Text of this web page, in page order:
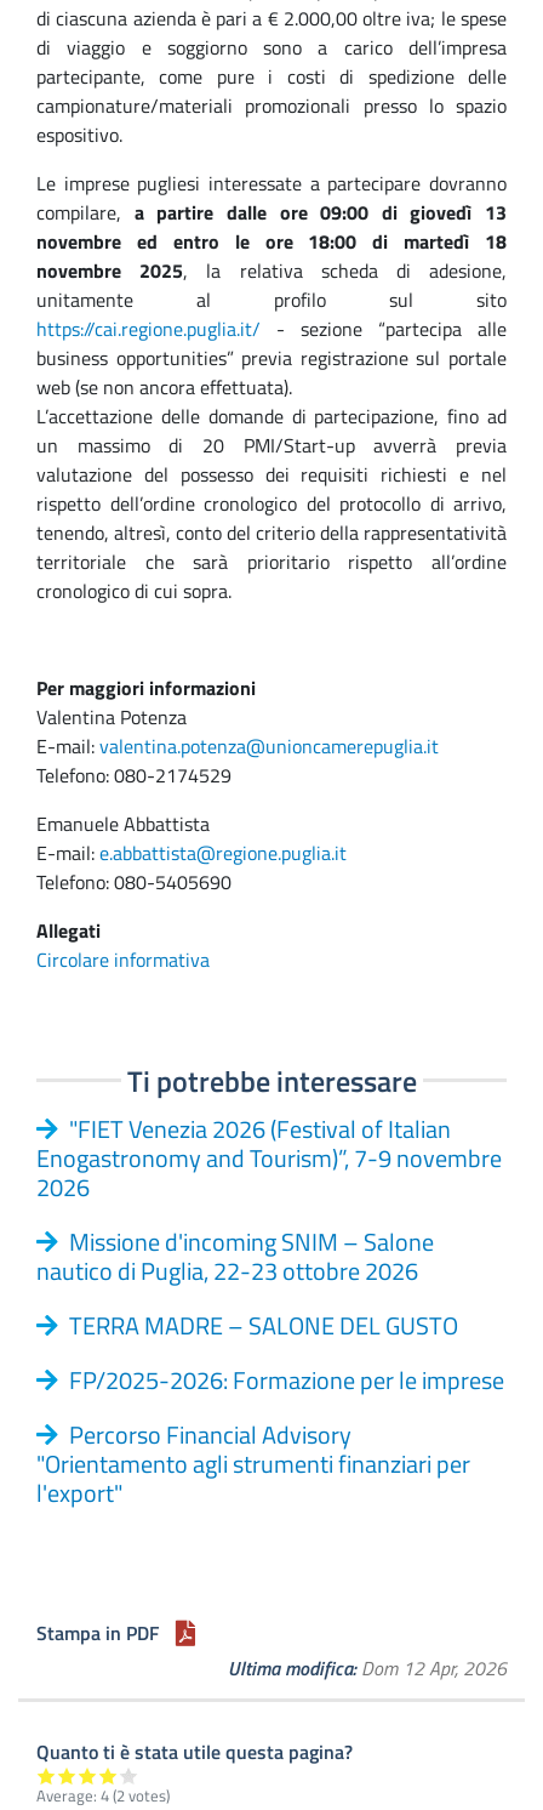
di ciascuna azienda è pari a € 2.000,00 oltre iva; le spese
di viaggio e soggiorno sono a carico dell’impresa
partecipante, come pure i costi di spedizione delle
campionature/materiali promozionali presso lo spazio
espositivo.
Le imprese pugliesi interessate a partecipare dovranno
compilare, a partire dalle ore 09:00 di giovedì 13
novembre ed entro le ore 18:00 di martedì 18
novembre 2025, la relativa scheda di adesione,
unitamente al profilo sul sito
https://cai.regione.puglia.it/ - sezione “partecipa alle
business opportunities” previa registrazione sul portale
web (se non ancora effettuata).
L’accettazione delle domande di partecipazione, fino ad
un massimo di 20 PMI/Start-up avverrà previa
valutazione del possesso dei requisiti richiesti e nel
rispetto dell’ordine cronologico del protocollo di arrivo,
tenendo, altresì, conto del criterio della rappresentatività
territoriale che sarà prioritario rispetto all’ordine
cronologico di cui sopra.
Per maggiori informazioni
Valentina Potenza
E-mail:valentina.potenza@unioncamerepuglia.it
Telefono: 080-2174529
Emanuele Abbattista
E-mail:e.abbattista@regione.puglia.it
Telefono: 080-5405690
Allegati
Circolare informativa
Ti potrebbe interessare
"FIET Venezia 2026 (Festival of Italian
Enogastronomy and Tourism)”, 7-9 novembre
2026
Missione d'incoming SNIM – Salone
nautico di Puglia, 22-23 ottobre 2026
TERRA MADRE – SALONE DEL GUSTO
FP/2025-2026: Formazione per le imprese
Percorso Financial Advisory
"Orientamento agli strumenti finanziari per
l'export"
Stampa in PDF
Ultima modifica Dom 12 Apr, 2026
Quanto ti è stata utile questa pagina?
Average: 4(2votes)